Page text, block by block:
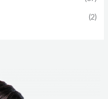
(2)